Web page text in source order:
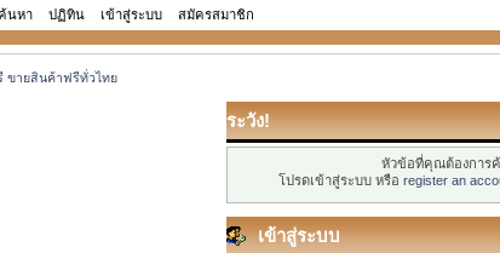
ค้นหา ปฏิทิน เข้าสู่ระบบ สมัครสมาชิก
ขายสินค้าฟรีทั่วไทย
ระวัง!
หัวข้อที่คุณต้องการ
โปรดเข้าสู่ระบบ หรือ register an
เข้าสู่ระบบ